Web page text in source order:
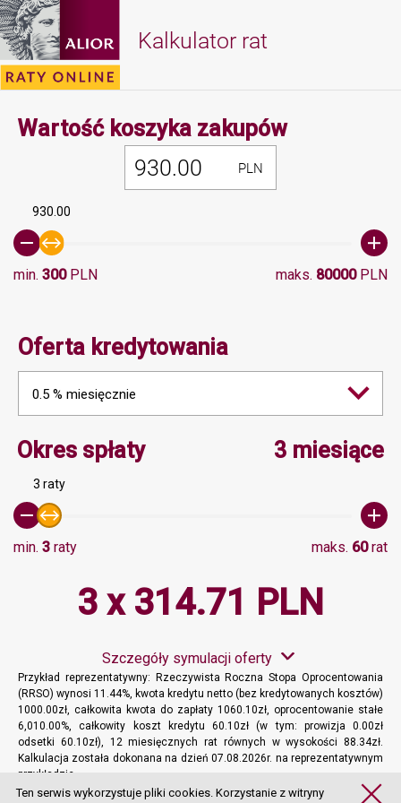
Kalkulator rat
Wartość koszyka zakupówMinimalna
PLN
930.00
min. 300PLN maks. 80000PLN
Oferta kredytowania
0.5 % miesięcznie
Okres spłatyMinimalna wartość 3,
3 miesiące
3 raty
min. 3 raty maks. 60rat
3 x 314.71 PLN
Szczegóły symulacji oferty
Przykład reprezentatywny: Rzeczywista Roczna Stopa Oprocentowania
(RRSO) wynosi 11.44%, kwota kredytu netto (bez kredytowanych kosztów)
1000.00zł, całkowita kwota do zapłaty 1060.10zł, oprocentowanie stałe
6,010.00%, całkowity koszt kredytu 60.10zł (w tym: prowizja 0.00zł
odsetki 60.10zł), 12 miesięcznych rat równych w wysokości 88.34zł.
Kalkulacja została dokonana na dzień 07.08.2026r. na reprezentatywnym
przykładzie.
Więcej informacji
Ten serwis wykorzystuje pliki cookies. Korzystanie z witryny